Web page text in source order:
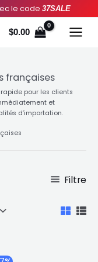
le code 37SALE
$0.00
françaises
pour les clients
et
d’importation.
popularité
Filtre